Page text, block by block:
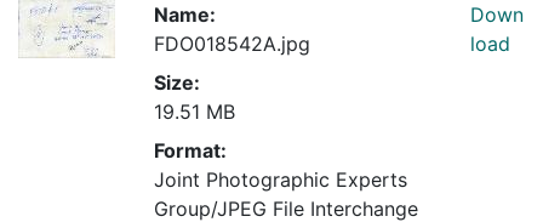
Name:
FDO018542A.jpg
Size:
19.51 MB
Format:
Joint Photographic Experts
Group/JPEG File Interchange
Down
load